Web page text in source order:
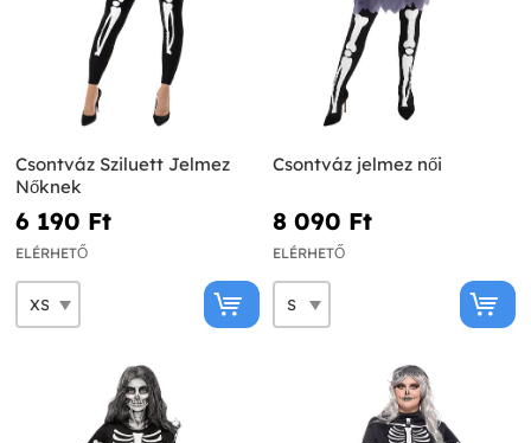
Csontváz Sziluett Jelmez
Nőknek
6 190 Ft‎
ELÉRHETŐ
Csontváz jelmez női
8 090 Ft‎
ELÉRHETŐ